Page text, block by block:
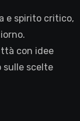
e spirito critico,
con idee
sulle scelte